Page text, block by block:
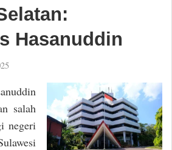
o
n
Hasanuddin
salah
negeri